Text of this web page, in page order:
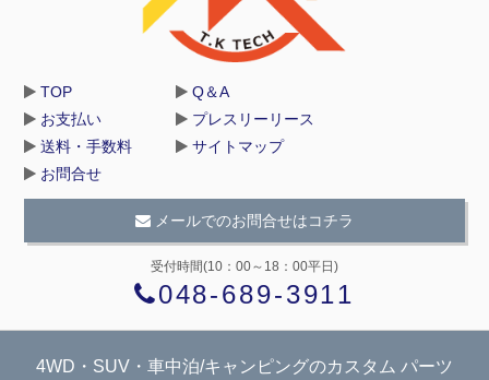
TOP
お支払い
送料・手数料
お問合せ
Q＆A
プレスリーリース
サイトマップ
メールでのお問合せはコチラ
受付時間(10：00～18：00平日)
048-689-3911
4WD・SUV・車中泊/キャンピングのカスタム パーツ